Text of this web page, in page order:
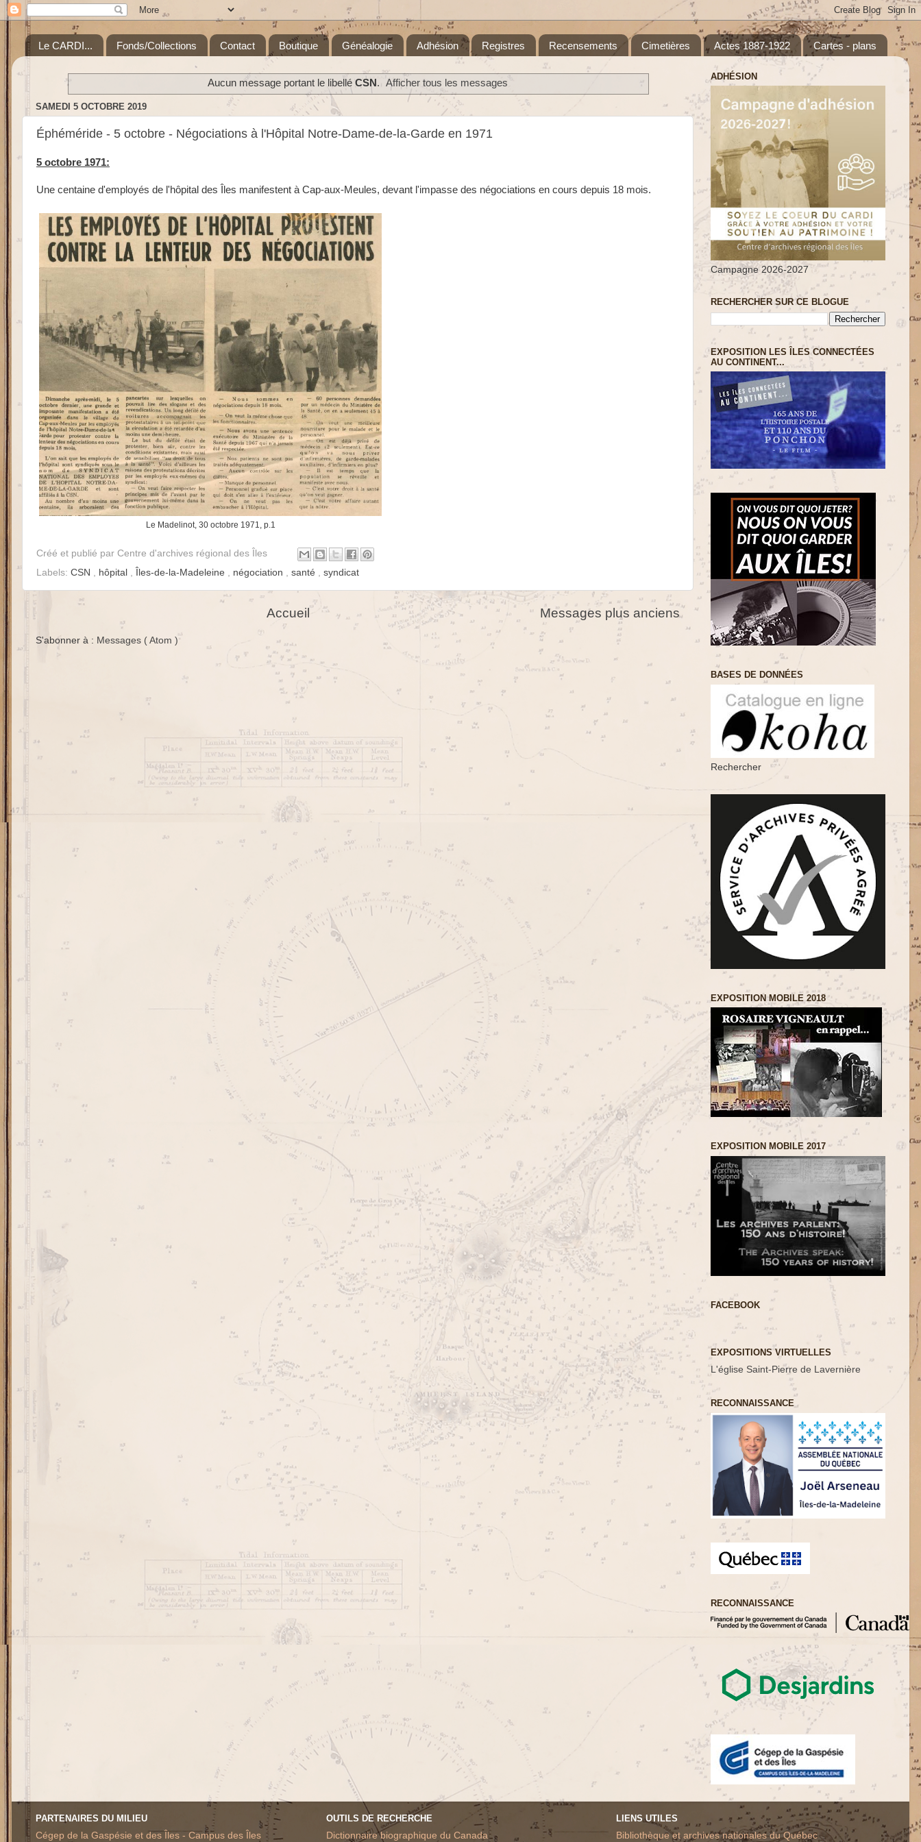
Le CARDI... Fonds/Collections Contact Boutique Généalogie Adhésion Registres Recensements Cimetières Actes 1887-1922 Cartes - plans
Aucun message portant le libellé CSN . Afficher tous les messages
SAMEDI 5 OCTOBRE 2019
Éphéméride - 5 octobre - Négociations à l'Hôpital Notre-Dame-de-la-Garde en 1971
5 octobre 1971:
Une centaine d'employés de l'hôpital des Îles manifestent à Cap-aux-Meules, devant l'impasse des négociations en cours depuis 18 mois.
Le Madelinot, 30 octobre 1971, p.1
Créé et publié par Centre d'archives régional des Îles
Labels: CSN hôpital Îles-de-la-Madeleine négociation santé syndicat
Messages plus anciens
Accueil
S'abonner à : Messages ( Atom )
ADHÉSION
Campagne 2026-2027
RECHERCHER SUR CE BLOGUE
EXPOSITION LES ÎLES CONNECTÉES
AU CONTINENT...
BASES DE DONNÉES
Rechercher
EXPOSITION MOBILE 2018
EXPOSITION MOBILE 2017
FACEBOOK
EXPOSITIONS VIRTUELLES
L'église Saint-Pierre de Lavernière
RECONNAISSANCE
RECONNAISSANCE
PARTENAIRES DU MILIEU
Cégep de la Gaspésie et des Îles - Campus des Îles
OUTILS DE RECHERCHE
Dictionnaire biographique du Canada
LIENS UTILES
Bibliothèque et archives nationales du Québec